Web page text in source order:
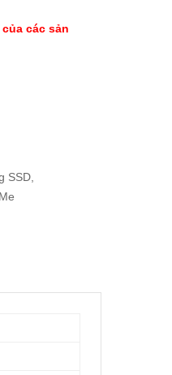
các sản
SSD